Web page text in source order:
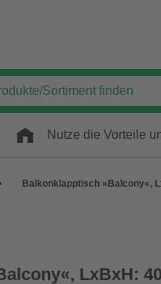
Nutze die Vorteile
Balkonklapptisch »Balcony«,
LxBxH: